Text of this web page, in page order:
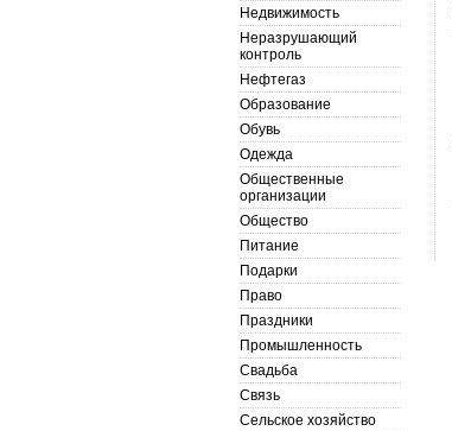
Недвижимость
Неразрушающий
контроль
Нефтегаз
Образование
Обувь
Одежда
Общественные
организации
Общество
Питание
Подарки
Право
Праздники
Промышленность
Свадьба
Связь
Сельское хозяйство